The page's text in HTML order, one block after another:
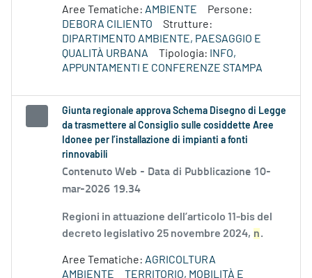
Aree Tematiche: AMBIENTE
Persone:
DEBORA CILIENTO
Strutture:
DIPARTIMENTO AMBIENTE, PAESAGGIO E
QUALITÀ URBANA
Tipologia:
INFO,
APPUNTAMENTI E CONFERENZE STAMPA
Giunta regionale approva Schema Disegno di Legge
da trasmettere al Consiglio sulle cosiddette Aree
Idonee per l’installazione di impianti a fonti
rinnovabili
Contenuto Web - Data di Pubblicazione 10-
mar-2026 19.34
Regioni in attuazione dell’articolo 11-bis del
decreto legislativo 25 novembre 2024, n.
Aree Tematiche: AGRICOLTURA
AMBIENTE
TERRITORIO, MOBILITÀ E